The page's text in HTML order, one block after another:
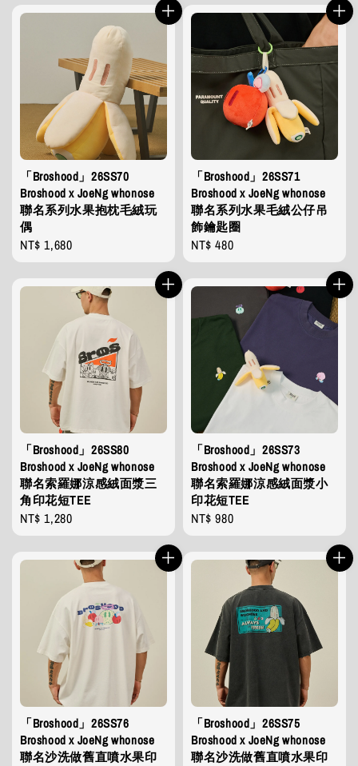
「Broshood」26SS70
Broshood x JoeNg whonose
聯名系列水果抱枕毛絨玩
偶
Regular
price
NT$ 1,680
「Broshood」26SS71
Broshood x JoeNg whonose
聯名系列水果毛絨公仔吊
飾鑰匙圈
Regular
price
NT$ 480
「Broshood」26SS80
Broshood x JoeNg whonose
聯名索羅娜涼感絨面漿三
角印花短TEE
Regular
price
NT$ 1,280
「Broshood」26SS73
Broshood x JoeNg whonose
聯名索羅娜涼感絨面漿小
印花短TEE
Regular
price
NT$ 980
「Broshood」26SS76
Broshood x JoeNg whonose
聯名沙洗做舊直噴水果印
「Broshood」26SS75
Broshood x JoeNg whonose
聯名沙洗做舊直噴水果印